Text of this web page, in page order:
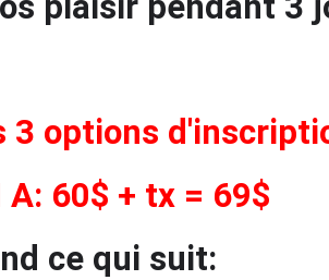
3 options
A: 60$ + tx = 69$
ce qui suit: